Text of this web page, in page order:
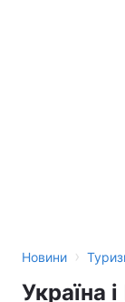
Новини ›
Україна